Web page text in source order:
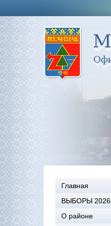
Главная
ВЫБОРЫ 2026
О районе